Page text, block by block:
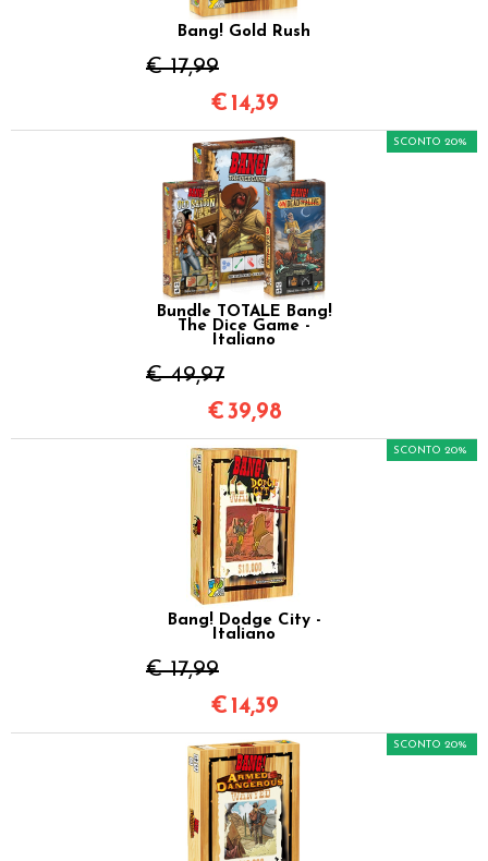
Bang! Gold Rush
€ 17,99
€ 14,39
Bundle TOTALE Bang!
The Dice Game -
Italiano
€ 49,97
SCONTO 20%
€39,98
Bang! Dodge City -
Italiano
€ 17,99
SCONTO 20%
€ 14,39
SCONTO 20%